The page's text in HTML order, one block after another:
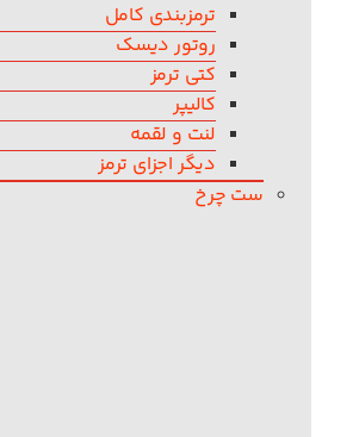
ترمزبندی کامل
روتور دیسک
کتی ترمز
کالیپر
لنت و لقمه
دیگر اجزای ترمز
ست چرخ